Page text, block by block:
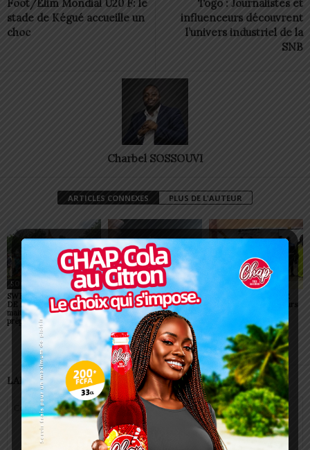
Foot/Elim Mondial U20 F: le
stade de Kégué accueille un
choc
Togo : Journalistes et
influenceurs découvrent
l’univers industriel de la
SNB
Charbel SOSSOUVI
ARTICLES CONNEXES PLUS DE L'AUTEUR
SOCIÉTÉ
SWEDD+ Togo / ECOLE
DE LA CHANCE : les
maitres-artisans se
préparent à transmettre
SOCIÉTÉ
Glory Night 2026: Sonnie
Badu fait chanter des
milliers de personnes à
Lomé
SOCIÉTÉ
récompense les meilleurs
talents
LAISSER UN COMMENTAIRE